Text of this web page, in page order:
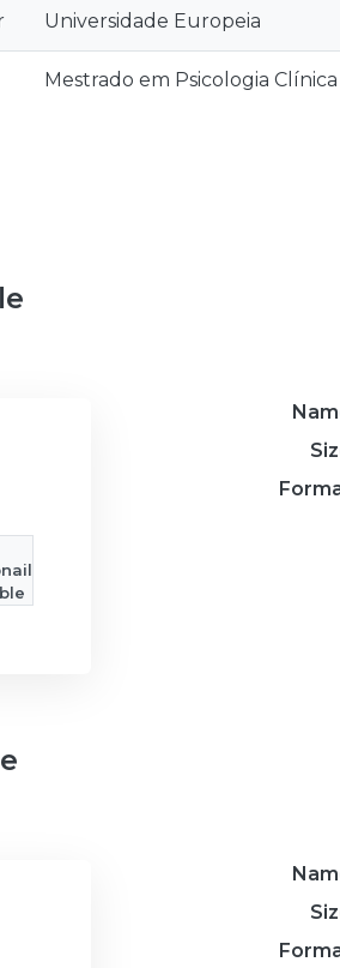
Universidade Europeia
Mestrado em Psicologia